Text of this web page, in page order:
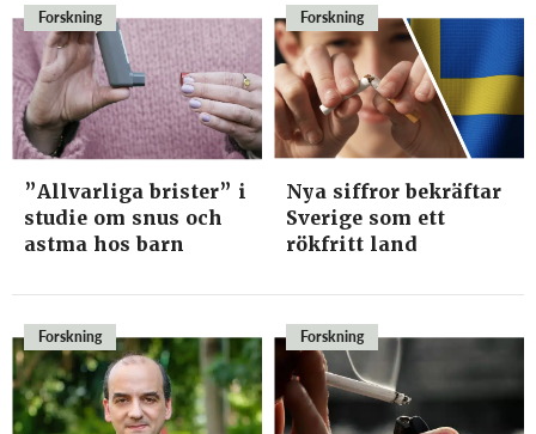
Forskning
”Allvarliga brister” i
studie om snus och
astma hos barn
Forskning
Nya siffror bekräftar
Sverige som ett
rökfritt land
Forskning Forskning